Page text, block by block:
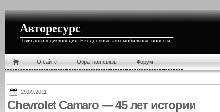
Авторесурс
Твоя автоэнциклопедия. Ежедневные автомобильные новости!
О cайте Обратная связь Форум
29.09.2011
Chevrolet Camaro — 45 лет истории